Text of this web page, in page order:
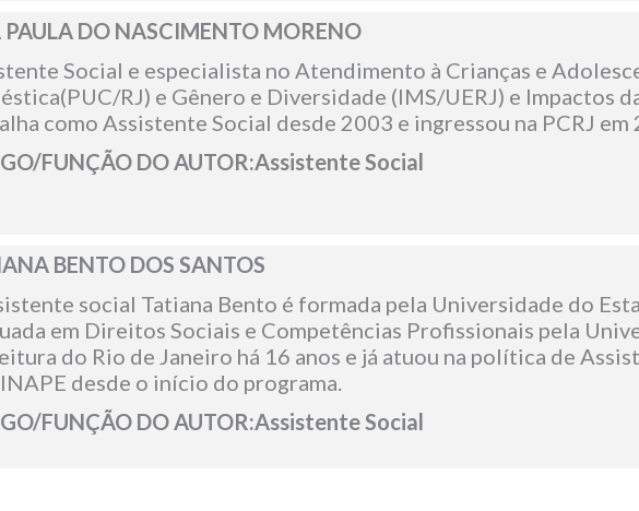
DO NASCIMENTO MORENO
Social e especialista no Atendimento à Crianças e
RJ) e Gênero e Diversidade (IMS/UERJ) e Impactos
como Assistente Social desde 2003 e ingressou na PCRJ em
FUNÇÃO DO AUTOR:Assistente Social
BENTO DOS SANTOS
social Tatiana Bento é formada pela Universidade do
em Direitos Sociais e Competências Profissionais pela
do Rio de Janeiro há 16 anos e já atuou na política de
desde o início do programa.
FUNÇÃO DO AUTOR:Assistente Social